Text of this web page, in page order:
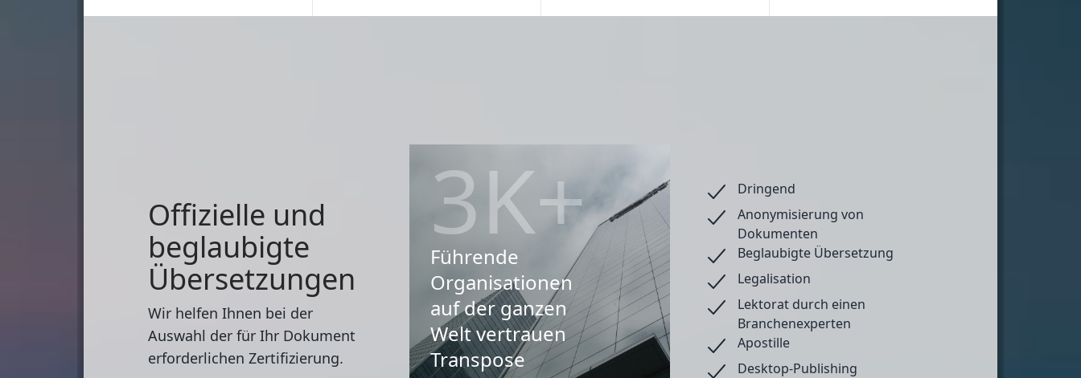
Offizielle und
beglaubigte
Übersetzungen
Wir helfen Ihnen bei der
Auswahl der für Ihr Dokument
erforderlichen Zertifizierung.
3K+
Führende
Organisationen
auf der ganzen
Welt vertrauen
Transpose
Dringend
Anonymisierung von
Dokumenten
Beglaubigte Übersetzung
Legalisation
Lektorat durch einen
Branchenexperten
Apostille
Desktop-Publishing